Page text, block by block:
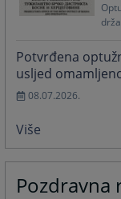
Potvrđena
usljed
08.07.2026.
Više
Pozdravna